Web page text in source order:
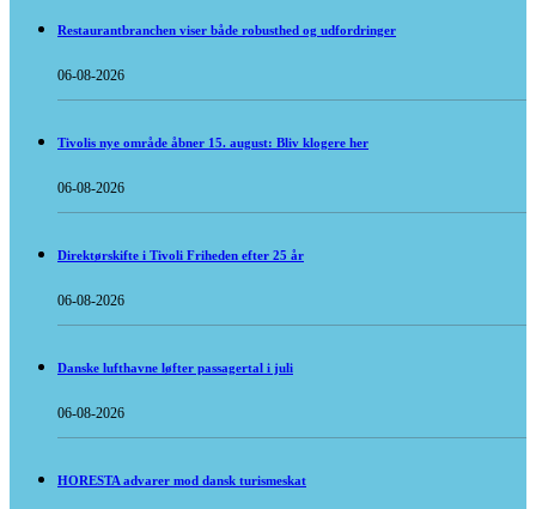
Restaurantbranchen viser både robusthed og udfordringer
06-08-2026
Tivolis nye område åbner 15. august: Bliv klogere her
06-08-2026
Direktørskifte i Tivoli Friheden efter 25 år
06-08-2026
Danske lufthavne løfter passagertal i juli
06-08-2026
HORESTA advarer mod dansk turismeskat